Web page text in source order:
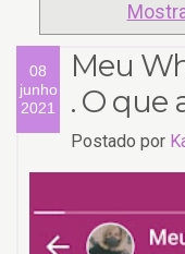
08
junho
2021
Meu
. O que
Postado por